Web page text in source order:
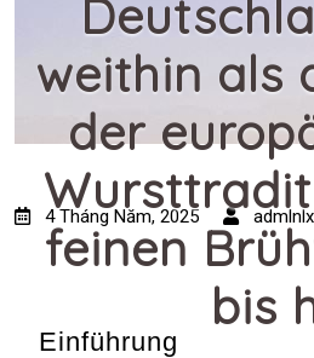
weithin als
der
feinen
bis
4 Tháng Năm, 2025 admlnlx
Einführung